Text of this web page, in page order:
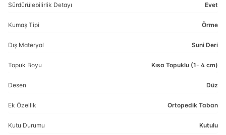
Sürdürülebilirlik Detayı Evet
Kumaş Tipi Örme
Dış Materyal Suni Deri
Topuk Boyu Kısa Topuklu (1- 4 cm)
Desen Düz
Ek Özellik Ortopedik Taban
Kutu Durumu Kutulu